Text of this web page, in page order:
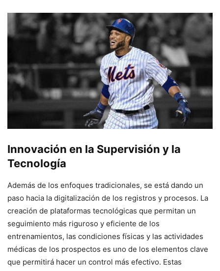
Innovación en la Supervisión y la
Tecnología
Además de los enfoques tradicionales, se está dando un
paso hacia la digitalización de los registros y procesos. La
creación de plataformas tecnológicas que permitan un
seguimiento más riguroso y eficiente de los
entrenamientos, las condiciones físicas y las actividades
médicas de los prospectos es uno de los elementos clave
que permitirá hacer un control más efectivo. Estas